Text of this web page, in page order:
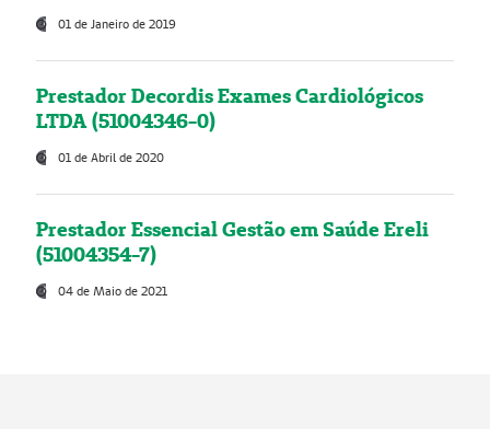
01 de Janeiro de 2019
Prestador Decordis Exames Cardiológicos
LTDA (51004346-0)
01 de Abril de 2020
Prestador Essencial Gestão em Saúde Ereli
(51004354-7)
04 de Maio de 2021